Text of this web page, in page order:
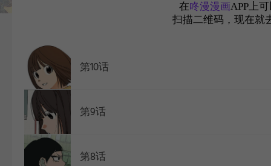
WEBTOON
在咚漫漫画APP上
扫描二维码，现在就
第10话
第9话
第8话